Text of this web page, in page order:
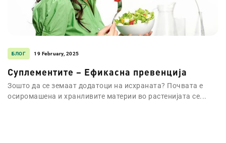
БЛОГ 19 February, 2025
Суплементите – Eфикасна превенција
Зошто да се земаат додатоци на исхраната? Почвата е
осиромашена и хранливите материи во растенијата се...